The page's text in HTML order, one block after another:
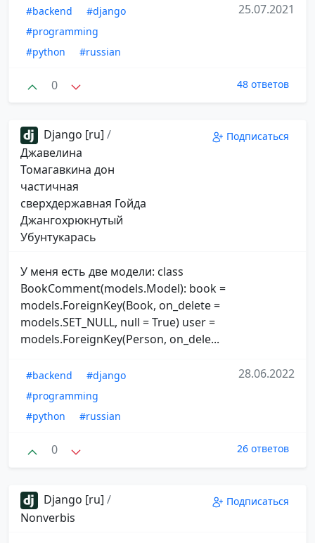
#backend
#django
#programming
#python
#russian
25.07.2021
0 48 ответов
Django [ru] /
Джавелина
Томагавкина дон
частичная
сверхдержавная Гойда
Джангохрюкнутый
Убунтукарась
Подписаться
У меня есть две модели: class
BookComment(models.Model): book =
models.ForeignKey(Book, on_delete =
models.SET_NULL, null = True) user =
models.ForeignKey(Person, on_dele...
#backend
#django
#programming
#python
#russian
28.06.2022
0 26 ответов
Django [ru] /
Nonverbis
Подписаться